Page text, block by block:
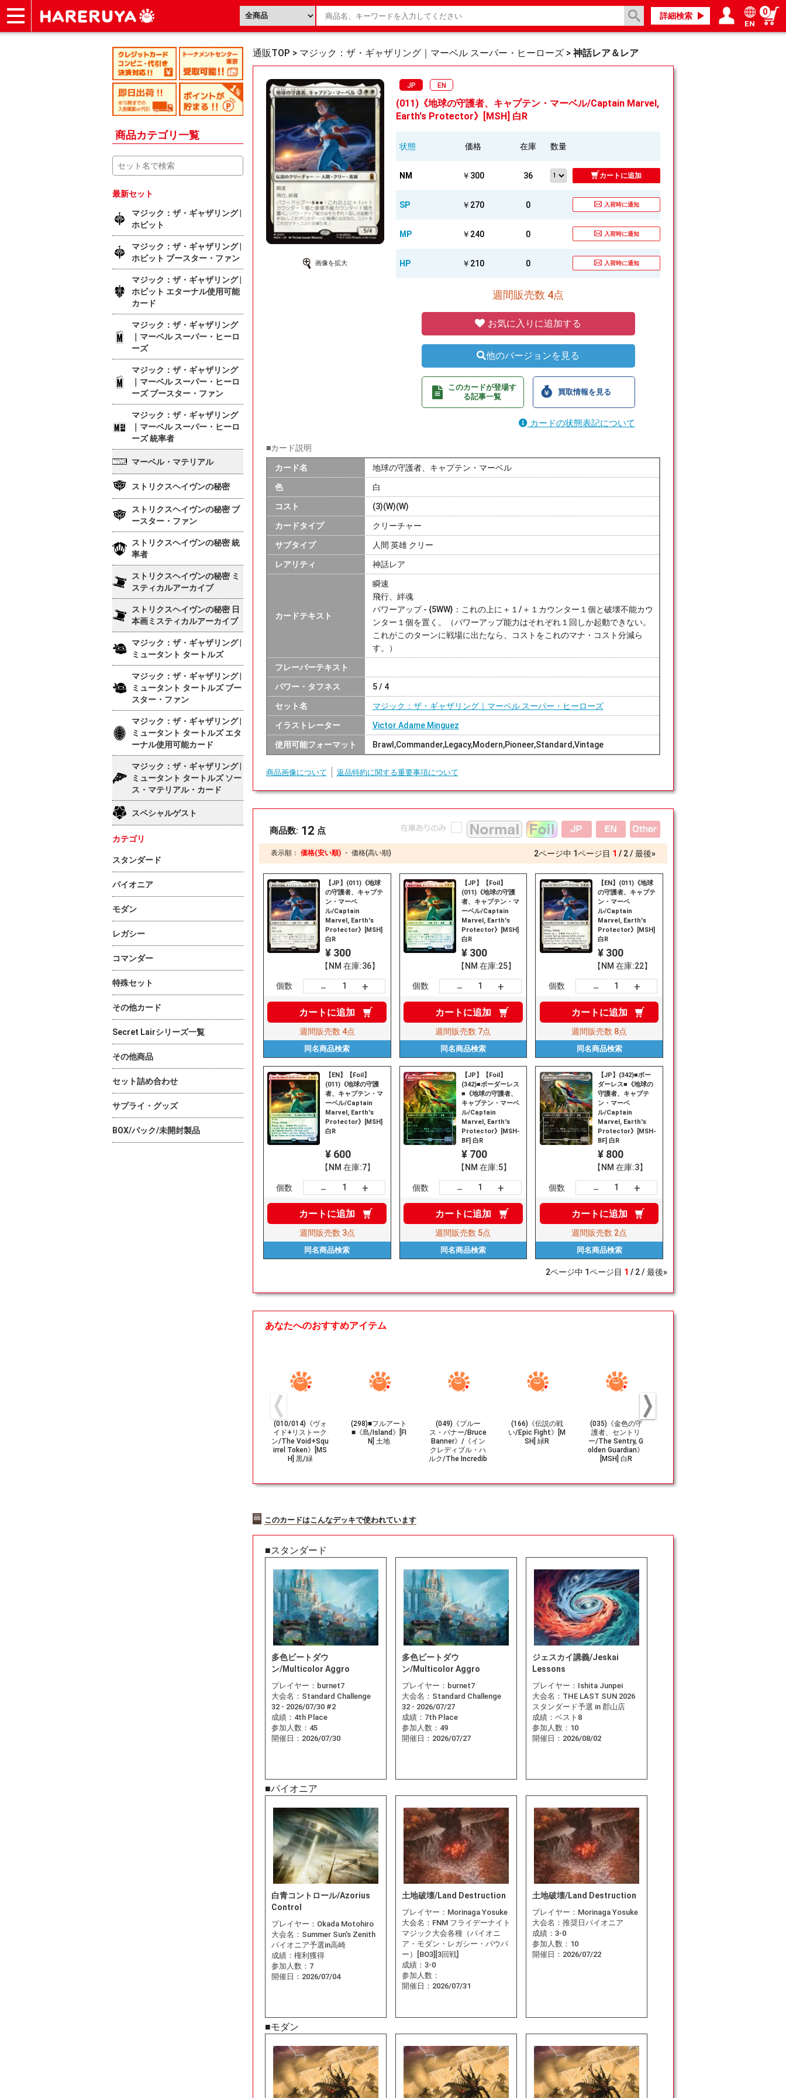
詳細検索
EN
0
商品カテゴリ一覧
通販TOP > マジック：ザ・ギャザリング｜マーベル スーパー・ヒーローズ > 神話レア＆レア
画像を拡大
JP EN
(011)《地球の守護者、キャプテン・マーベル/Captain Marvel,
Earth's Protector》[MSH] 白R
状態 価格 在庫 数量
NM ￥300 36 カートに追加
SP ￥270 0 入荷時に通知
MP ￥240 0 入荷時に通知
HP ￥210 0 入荷時に通知
週間販売数 4点
お気に入りに追加する
他のバージョンを見る
このカードが登場す
る記事一覧
買取情報を見る
カードの状態表記について
■カード説明
カード名 地球の守護者、キャプテン・マーベル
色 白
コスト (3)(W)(W)
カードタイプ クリーチャー
サブタイプ 人間 英雄 クリー
レアリティ 神話レア
カードテキスト
瞬速
飛行、絆魂
パワーアップ - {5WW}：これの上に＋１/＋１カウンター１個と破壊不能カウ
ンター１個を置く。（パワーアップ能力はそれぞれ１回しか起動できない。
これがこのターンに戦場に出たなら、コストをこれのマナ・コスト分減ら
す。）
フレーバーテキスト
パワー・タフネス 5 / 4
セット名 マジック：ザ・ギャザリング｜マーベル スーパー・ヒーローズ
イラストレーター Victor Adame Minguez
使用可能フォーマット Brawl,Commander,Legacy,Modern,Pioneer,Standard,Vintage
商品画像について 返品特約に関する重要事項について
商品数: 12 点
表示順： 価格(安い順) ・ 価格(高い順) 2ページ中 1ページ目 1 2 最後»
【JP】(011)《地球
の守護者、キャプテ
ン・マーベ
ル/Captain
Marvel, Earth's
Protector》[MSH]
白R
¥ 300
【NM 在庫:36】
個数 － +
カートに追加
週間販売数 4点
同名商品検索
【JP】【Foil】
(011)《地球の守護
者、キャプテン・マ
ーベル/Captain
Marvel, Earth's
Protector》[MSH]
白R
¥ 300
【NM 在庫:25】
個数 － +
カートに追加
週間販売数 7点
同名商品検索
【EN】(011)《地球
の守護者、キャプテ
ン・マーベ
ル/Captain
Marvel, Earth's
Protector》[MSH]
白R
¥ 300
【NM 在庫:22】
個数 － +
カートに追加
週間販売数 8点
同名商品検索
【EN】【Foil】
(011)《地球の守護
者、キャプテン・マ
ーベル/Captain
Marvel, Earth's
Protector》[MSH]
白R
¥ 600
【NM 在庫:7】
個数 － +
カートに追加
週間販売数 3点
同名商品検索
【JP】【Foil】
(342)■ボーダーレス
■《地球の守護者、
キャプテン・マーベ
ル/Captain
Marvel, Earth's
Protector》[MSH-
BF] 白R
¥ 700
【NM 在庫:5】
個数 － +
カートに追加
週間販売数 5点
同名商品検索
【JP】(342)■ボー
ダーレス■《地球の
守護者、キャプテ
ン・マーベ
ル/Captain
Marvel, Earth's
Protector》[MSH-
BF] 白R
¥ 800
【NM 在庫:3】
個数 － +
カートに追加
週間販売数 2点
同名商品検索
2ページ中 1ページ目 1 2 最後»
あなたへのおすすめアイテム
(010/014)《ヴォ
イド+リストーク
ン/The Void+Squ
irrel Token》[MS
H] 黒/緑
(298)■フルアート
■《島/Island》[FI
N] 土地
(049)《ブルー
ス・バナー/Bruce
Banner》/《イン
クレディブル・ハ
ルク/The Incredib
(166)《伝説の戦
い/Epic Fight》[M
SH] 緑R
(035)《金色の守
護者、セントリ
ー/The Sentry, G
olden Guardian》
[MSH] 白R
このカードはこんなデッキで使われています
■スタンダード
多色ビートダウ
ン/Multicolor Aggro
プレイヤー： burnet7
大会名： Standard Challenge
32 - 2026/07/30 #2
成績： 4th Place
参加人数： 45
開催日： 2026/07/30
多色ビートダウ
ン/Multicolor Aggro
プレイヤー： burnet7
大会名： Standard Challenge
32 - 2026/07/27
成績： 7th Place
参加人数： 49
開催日： 2026/07/27
ジェスカイ講義/Jeskai
Lessons
プレイヤー： Ishita Junpei
大会名： THE LAST SUN 2026
スタンダード予選 in 郡山店
成績： ベスト8
参加人数： 10
開催日： 2026/08/02
■パイオニア
白青コントロール/Azorius
Control
プレイヤー： Okada Motohiro
大会名： Summer Sun's Zenith
パイオニア予選in高崎
成績： 権利獲得
参加人数： 7
開催日： 2026/07/04
土地破壊/Land Destruction
プレイヤー： Morinaga Yosuke
大会名： FNM フライデーナイト
マジック大会各種（パイオニ
ア・モダン・レガシー・パウパ
ー）[BO3][3回戦]
成績： 3-0
参加人数：
開催日： 2026/07/31
土地破壊/Land Destruction
プレイヤー： Morinaga Yosuke
大会名： 推奨日パイオニア
成績： 3-0
参加人数： 10
開催日： 2026/07/22
■モダン